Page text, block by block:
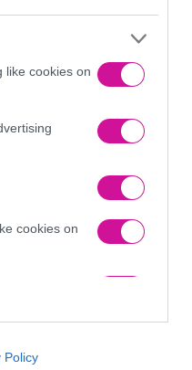
like cookies on
cookies on
of the website
Policy
μέχρι να πήξει.
πατώντας το ελαφρώς με
ανακατεύουμε μέχρι να
μας αρέσει.